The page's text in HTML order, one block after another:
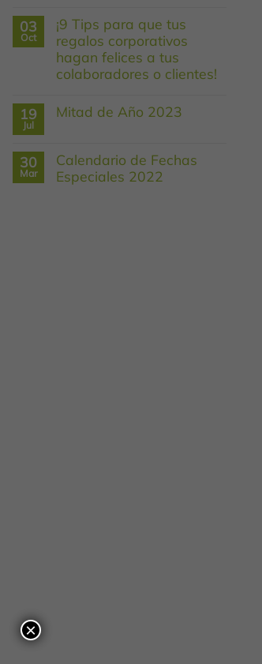
Año:
Las
Fechas
Especiales
que
Debes
comentarios
en
¡El
regalo
perfecto
para
existe!
para
sorprender
en
03
Oct
¡9 Tips para que tus
regalos corporativos
hagan felices a tus
colaboradores o clientes!
comentarios
para
que
tus
19
Jul
Mitad de Año 2023
en
Mitad
de
30
Mar
Calendario de Fechas
Especiales 2022
×